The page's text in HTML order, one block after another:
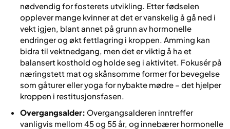
nødvendig for fosterets utvikling. Etter fødselen
opplever mange kvinner at det er vanskelig å gå ned i
vekt igjen, blant annet på grunn av hormonelle
endringer og økt fettlagring i kroppen. Amming kan
bidra til vektnedgang, men det er viktig å ha et
balansert kosthold og holde seg i aktivitet. Fokusér på
næringstett mat og skånsomme former for bevegelse
som gåturer eller yoga for nybakte mødre – det hjelper
kroppen i restitusjonsfasen.
Overgangsalder: Overgangsalderen inntreffer
vanligvis mellom 45 og 55 år, og innebærer hormonelle